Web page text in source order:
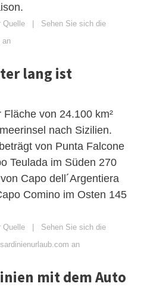
Quelle | Sehen Sie sich die
an
lang ist
von 24.100 km²
nach Sizilien.
von Punta Falcone
Teulada im Süden 270
Capo dell´Argentiera
Comino im Osten 145
Quelle | Sehen Sie sich die
an
mit dem Auto